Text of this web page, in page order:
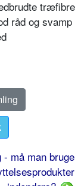
træfibre
råd og svamp
må man bruge